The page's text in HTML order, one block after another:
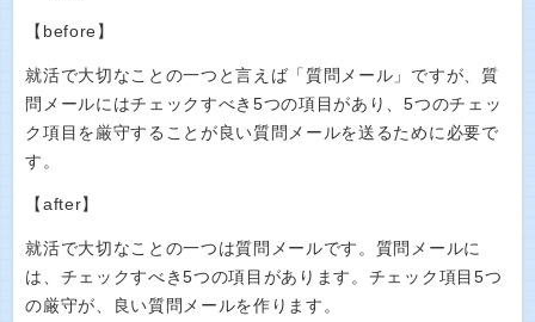
【before】
就活で大切なことの一つと言えば「質問メール」ですが、質
問メールにはチェックすべき5つの項目があり、5つのチェッ
ク項目を厳守することが良い質問メールを送るために必要で
す。
【after】
就活で大切なことの一つは質問メールです。質問メールに
は、チェックすべき5つの項目があります。チェック項目5つ
の厳守が、良い質問メールを作ります。